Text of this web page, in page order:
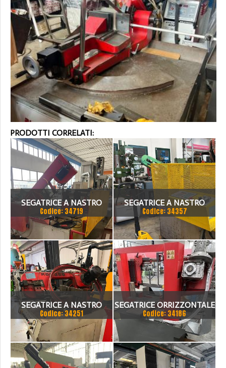
PRODOTTI CORRELATI:
SEGATRICE A NASTRO
BIANCO/BTM 50.33 CNC
Codice: 34719
SEGATRICE A NASTRO
AUTOMATICA BIANCO
Codice: 34357
SEGATRICE A NASTRO
BIANCO
Codice: 34251
SEGATRICE ORRIZZONTALE
SEMI AUTOMATICA 370 SA
DV ANNO 2019 USATA
POCHISSIMO BIANCO 370
Codice: 34186